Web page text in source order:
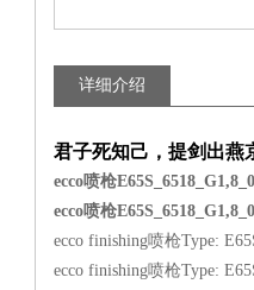
详细介绍
君子死知己，提剑出燕
ecco喷枪
ecco喷枪
ecco finishing喷枪Type:
ecco finishing喷枪Type: